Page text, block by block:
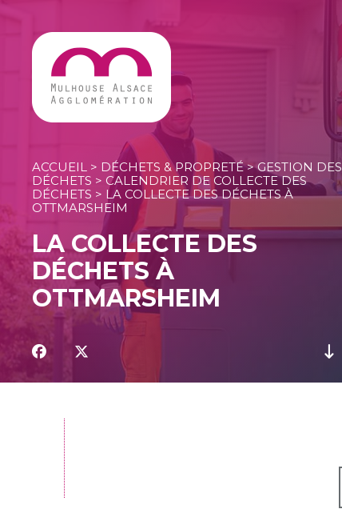
Ouvrir le Chatbot
ACCUEIL > DÉCHETS & PROPRETÉ>GESTION DES
DÉCHETS > CALENDRIER DE COLLECTE DES
DÉCHETS > LA COLLECTE DES DÉCHETS À
OTTMARSHEIM
LA COLLECTE DES
DÉCHETS À
OTTMARSHEIM